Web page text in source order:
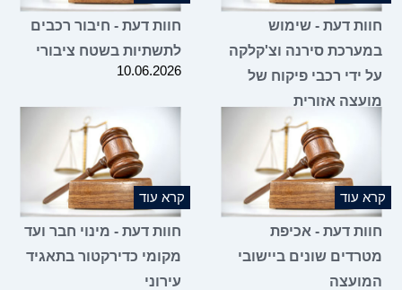
חוות דעת - שימוש
במערכת סירנה וצ'קלקה
על ידי רכבי פיקוח של
מועצה אזורית
חוות דעת - חיבור רכבים
לתשתיות בשטח ציבורי
10.06.2026
קרא עוד
חוות דעת - אכיפת
מטרדים שונים ביישובי
המועצה
קרא עוד
חוות דעת - מינוי חבר ועד
מקומי כדירקטור בתאגיד
עירוני